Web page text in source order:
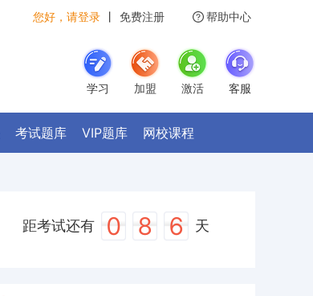
您好，请登录 丨 免费注册 帮助中心
学习
加盟 激活 客服
考试题库 VIP题库 网校课程
距考试还有 0 8 6 天